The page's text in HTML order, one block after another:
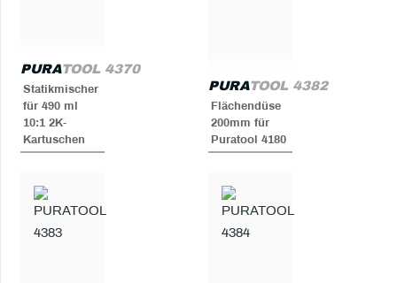
PURATOOL 4370
Statikmischer
für 490 ml
10:1 2K-
Kartuschen
PURATOOL 4382
Flächendüse
200mm für
Puratool 4180